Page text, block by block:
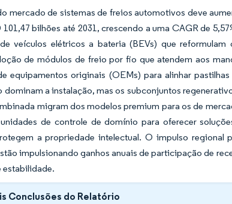
mercado de sistemas de freios automotivos deve
101,47 bilhões até 2031, crescendo a uma CAGR de
veículos elétricos a bateria (BEVs) que
de módulos de freio por fio que atendem aos
equipamentos originais (OEMs) para alinhar
dominam a instalação, mas os subconjuntos
migram dos modelos premium para os de
de controle de domínio para oferecer
a propriedade intelectual. O impulso regional
impulsionando ganhos anuais de participação de
estabilidade.
Conclusões do Relatório